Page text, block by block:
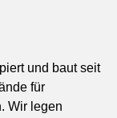
und baut seit
für
Wir legen